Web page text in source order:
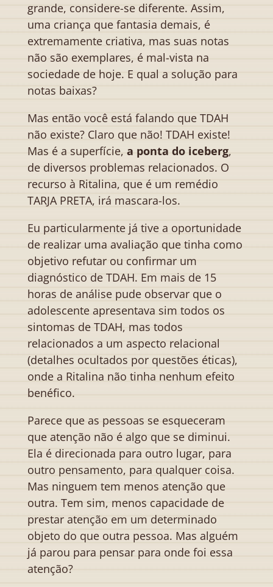
grande, considere-se diferente. Assim,
uma criança que fantasia demais, é
extremamente criativa, mas suas notas
não são exemplares, é mal-vista na
sociedade de hoje. E qual a solução para
notas baixas?
Mas então você está falando que TDAH
não existe? Claro que não! TDAH existe!
Mas é a superfície, a ponta do iceberg,
de diversos problemas relacionados. O
recurso à Ritalina, que é um remédio
TARJA PRETA, irá mascara-los.
Eu particularmente já tive a oportunidade
de realizar uma avaliação que tinha como
objetivo refutar ou confirmar um
diagnóstico de TDAH. Em mais de 15
horas de análise pude observar que o
adolescente apresentava sim todos os
sintomas de TDAH, mas todos
relacionados a um aspecto relacional
(detalhes ocultados por questões éticas),
onde a Ritalina não tinha nenhum efeito
benéfico.
Parece que as pessoas se esqueceram
que atenção não é algo que se diminui.
Ela é direcionada para outro lugar, para
outro pensamento, para qualquer coisa.
Mas ninguem tem menos atenção que
outra. Tem sim, menos capacidade de
prestar atenção em um determinado
objeto do que outra pessoa. Mas alguém
já parou para pensar para onde foi essa
atenção?